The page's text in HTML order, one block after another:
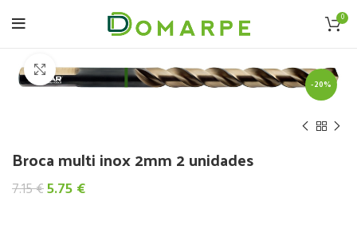
0
-20%
Click to enlarge
Broca multi inox 2mm 2 unidades
7.15€El
5.75 €El